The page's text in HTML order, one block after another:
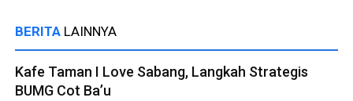
BERITA LAINNYA
Kafe Taman I Love Sabang, Langkah Strategis
BUMG Cot Ba’u